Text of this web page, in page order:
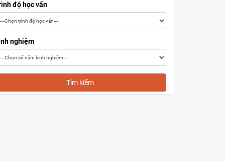
độ học vấn
nghiệm